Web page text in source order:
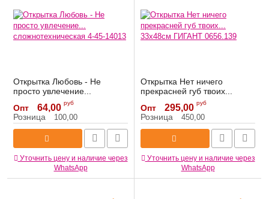
Открытка Любовь - Не
просто увлечение...
сложнотехническая 4-45-
14013
Артикул: 4-45-14013
Опт 64,00 руб
Розница 100,00
Уточнить цену и наличие через
WhatsApp
Открытка Нет ничего
прекрасней губ твоих...
33х48см ГИГАНТ 0656.139
Артикул: 0656.139
Опт 295,00 руб
Розница 450,00
Уточнить цену и наличие через
WhatsApp